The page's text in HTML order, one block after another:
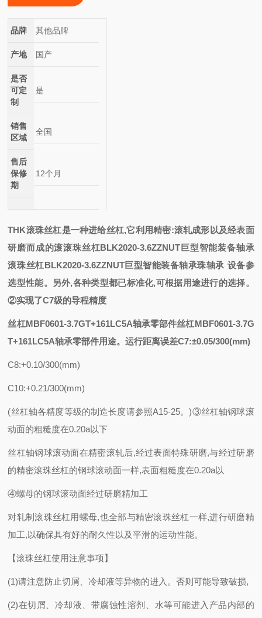
品牌 其他品牌
产地 国产
是否
可定
制
是
销售
区域
全国
售后
保修
期
12个月
THK滚珠丝杠是一种进给丝杠,它利用精密:滚轧成形以及经表面
研磨而成的滚滚珠丝杠BLK2020-3.6ZZNUT巨型智能装备轴承
滚珠丝杠BLK2020-3.6ZZNUT巨型智能装备轴承珠轴承 设备参
选型性能。另外,各种类型都已标准化,可根据用途进行的选择。
②实现了C7级的导程精度
丝杠MBF0601-3.7GT+161LC5A轴承零部件丝杠MBF0601-3.7G
T+161LC5A轴承零部件用途。运行距离误差C7:±0.05/300(mm)
C8:+0.10/300(mm)
C10:+0.21/300(mm)
(丝杠轴各精度等级的制造长度请参照A15-25。)③丝杠轴钢球滚
动面的粗糙度在0.20a以下
丝杠轴钢球滚动面在精密滚轧后,经过表面特殊研磨,与经过研磨
的精密滚珠丝杠的钢球滚动面一样,表面粗糙度在0.20a以
④螺母的钢球滚动面经过研磨精加工
对轧制滚珠丝杠用螺母,也全部与精密滚珠丝杠一样,进行研磨精
加工,以确保具有好的耐久性以及平滑的运动性能。
【滚珠丝杠使用注意事项】
(1)请注意防止切屑、冷却液等异物的进入。否则可能导致破损,
(2)在切屑、冷却液、带腐蚀性溶剂、水等可能进入产品内部的